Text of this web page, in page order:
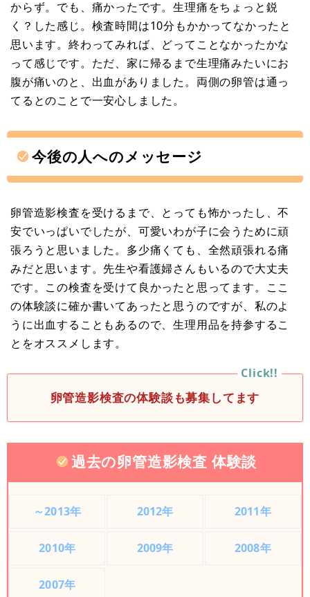
からず。でも、痛かったです。生理痛をちょっと鋭
く？した感じ。検査時間は10分もかかってなかったと
思います。終わってみれば、どってことなかったかな
って感じです。ただ、家に帰るまで生理痛みたいにお
腹が痛いのと、出血がありました。両側の卵管は通っ
てるとのことで一安心しました。
今後の人へのメッセージ
卵管造影検査を受けるまで、とっても怖かったし、不
安でいっぱいでしたが、可愛いわが子に会うために頑
張ろうと思いました。多少痛くても、全然頑張れる痛
みだと思います。先生や看護婦さんもいるので大丈夫
です。この検査を受けて良かったと思ってます。ここ
の体験談に確か書いてあったと思うのですが、私のよ
うに出血することもあるので、生理用品を持参するこ
とをオススメします。
卵管造影検査の体験談も募集してます
過去の卵管造影検査 体験談
～2013年 2012年 2011年
2010年 2009年 2008年
2007年